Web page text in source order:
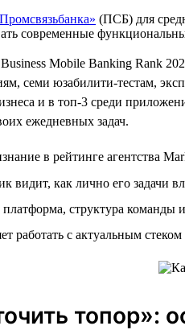
(ПСБ) для
современные
Mobile Banking Rank
семи юзабилити-тестам,
и в топ-3 среди
ежедневных задач.
в рейтинге агентства
видит, как лично его задачи
платформа, структура команды
работать с актуальным
топор»: